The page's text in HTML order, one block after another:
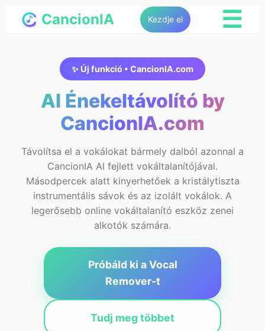
CancionIA Kezdje el ☰
✨ Új funkció • CancionIA.com
AI Énekeltávolító by
CancionIA.com
Távolítsa el a vokálokat bármely dalból azonnal a
CancionIA AI fejlett vokáltalanítójával.
Másodpercek alatt kinyerhetőek a kristálytiszta
instrumentális sávok és az izolált vokálok. A
legerősebb online vokáltalanító eszköz zenei
alkotók számára.
Próbáld ki a Vocal
Remover-t
Tudj meg többet